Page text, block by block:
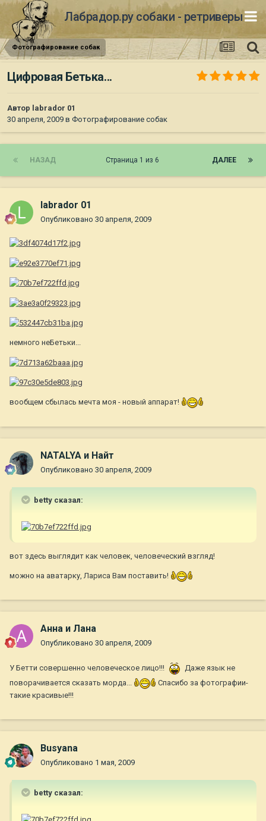
Лабрадор.ру собаки - ретриверы
Фотографирование собак
Цифровая Бетька...
Автор labrador 01
30 апреля, 2009 в Фотографирование собак
НАЗАД ДАЛЕЕ
Страница 1 из 6
labrador 01
Опубликовано 30 апреля, 2009
немного неБетьки...
вообщем сбылась мечта моя - новый аппарат!
NATALYA и Найт
Опубликовано 30 апреля, 2009
betty сказал:
вот здесь выглядит как человек, человеческий взгляд!
можно на аватарку, Лариса Вам поставить!
Анна и Лана
Опубликовано 30 апреля, 2009
У Бетти совершенно человеческое лицо!!!
Даже язык не
поворачивается сказать морда...
Спасибо за фотографии-
такие красивые!!!
Busyana
Опубликовано 1 мая, 2009
betty сказал: